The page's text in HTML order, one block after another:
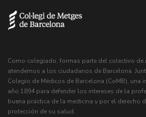
Como colegiado, formas parte del colectivo de
atendemos a los ciudadanos de Barcelona.
Colegio de Médicos de Barcelona (CoMB), una
año 1894 para defender los intereses de la
buena práctica de la medicina y por el derecho
protección de su salud.